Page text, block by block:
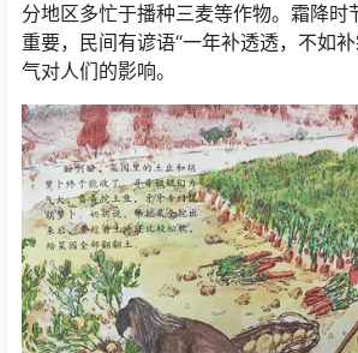
分地区多忙于播种三麦等作物。霜降时
重要，民间有谚语“一年补透透，不如
气对人们的影响。